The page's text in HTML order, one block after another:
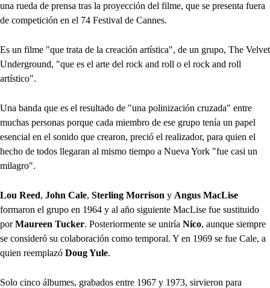
una rueda de prensa tras la proyección del filme, que se presenta fuera
de competición en el 74 Festival de Cannes.
Es un filme "que trata de la creación artística", de un grupo, The Velvet
Underground, "que es el arte del rock and roll o el rock and roll
artístico".
Una banda que es el resultado de "una polinización cruzada" entre
muchas personas porque cada miembro de ese grupo tenía un papel
esencial en el sonido que crearon, preció el realizador, para quien el
hecho de todos llegaran al mismo tiempo a Nueva York "fue casi un
milagro".
Lou Reed, John Cale, Sterling Morrison y Angus MacLise
formaron el grupo en 1964 y al año siguiente MacLise fue sustituido
porMaureen Tucker. Posteriormente se uniría Nico, aunque siempre
se consideró su colaboración como temporal. Y en 1969 se fue Cale, a
quien reemplazó Doug Yule.
Solo cinco álbumes, grabados entre 1967 y 1973, sirvieron para